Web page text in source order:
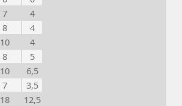
7
4
8
4
10
4
8
5
10
6,5
7
3,5
18
12,5